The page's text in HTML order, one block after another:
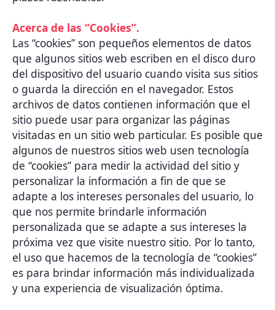
Acerca de las “Cookies”.
Las “cookies” son pequeños elementos de datos
que algunos sitios web escriben en el disco duro
del dispositivo del usuario cuando visita sus sitios
o guarda la dirección en el navegador. Estos
archivos de datos contienen información que el
sitio puede usar para organizar las páginas
visitadas en un sitio web particular. Es posible que
algunos de nuestros sitios web usen tecnología
de “cookies” para medir la actividad del sitio y
personalizar la información a fin de que se
adapte a los intereses personales del usuario, lo
que nos permite brindarle información
personalizada que se adapte a sus intereses la
próxima vez que visite nuestro sitio. Por lo tanto,
el uso que hacemos de la tecnología de “cookies”
es para brindar información más individualizada
y una experiencia de visualización óptima.